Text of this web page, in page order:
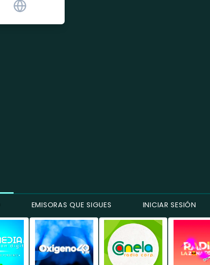
EMISORAS QUE SIGUES INICIAR SESIÓN